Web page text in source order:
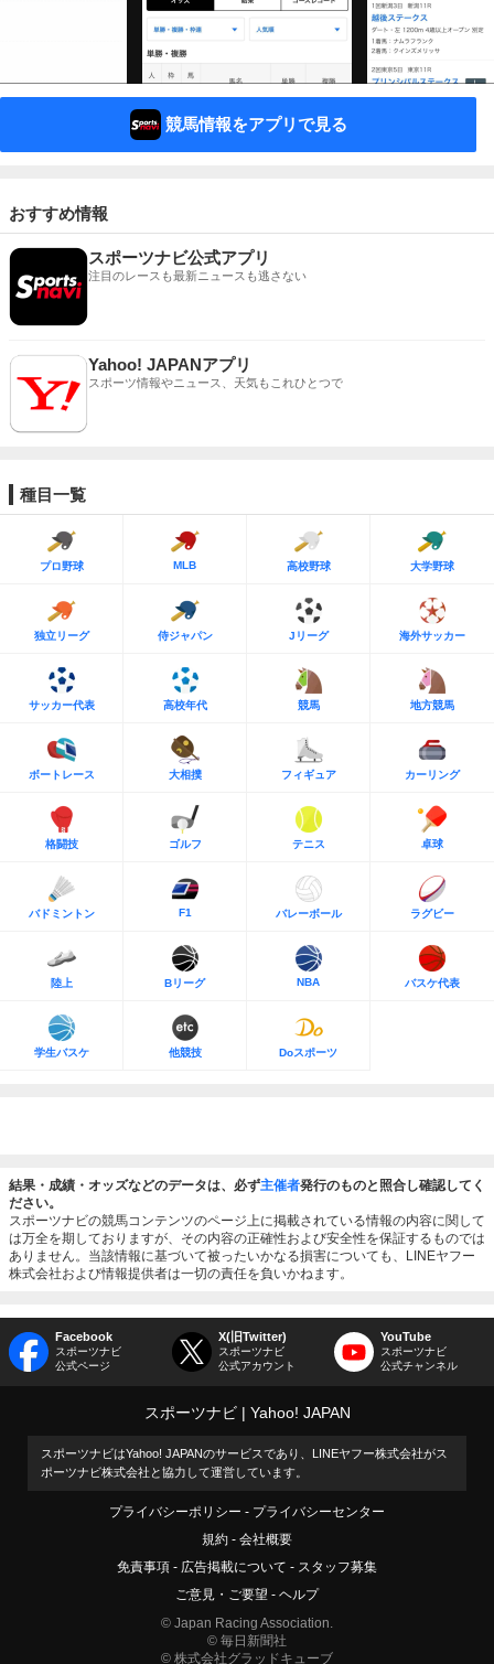
競馬情報をアプリで見る
おすすめ情報
スポーツナビ公式アプリ
注目のレースも最新ニュースも逃さない
Yahoo! JAPANアプリ
スポーツ情報やニュース、天気もこれひとつで
種目一覧
プロ野球 MLB 高校野球 大学野球
独立リーグ 侍ジャパン Jリーグ 海外サッカー
サッカー代表 高校年代 競馬 地方競馬
ボートレース 大相撲 フィギュア カーリング
格闘技 ゴルフ テニス 卓球
バドミントン F1 バレーボール ラグビー
陸上 Bリーグ NBA バスケ代表
学生バスケ 他競技 Doスポーツ
結果・成績・オッズなどのデータは、必ず主催者発行のものと照合し確認してく
ださい。
スポーツナビの競馬コンテンツのページ上に掲載されている情報の内容に関して
は万全を期しておりますが、その内容の正確性および安全性を保証するものでは
ありません。当該情報に基づいて被ったいかなる損害についても、LINEヤフー
株式会社および情報提供者は一切の責任を負いかねます。
Facebook
スポーツナビ
公式ページ
X(旧Twitter)
スポーツナビ
公式アカウント
YouTube
スポーツナビ
公式チャンネル
スポーツナビ Yahoo! JAPAN
スポーツナビはYahoo! JAPANのサービスであり、LINEヤフー株式会社がス
ポーツナビ株式会社と協力して運営しています。
プライバシーポリシー
プライバシーセンター
規約
会社概要
免責事項
広告掲載について
スタッフ募集
ご意見・ご要望
ヘルプ
© Japan Racing Association.
© 毎日新聞社
© 株式会社グラッドキューブ